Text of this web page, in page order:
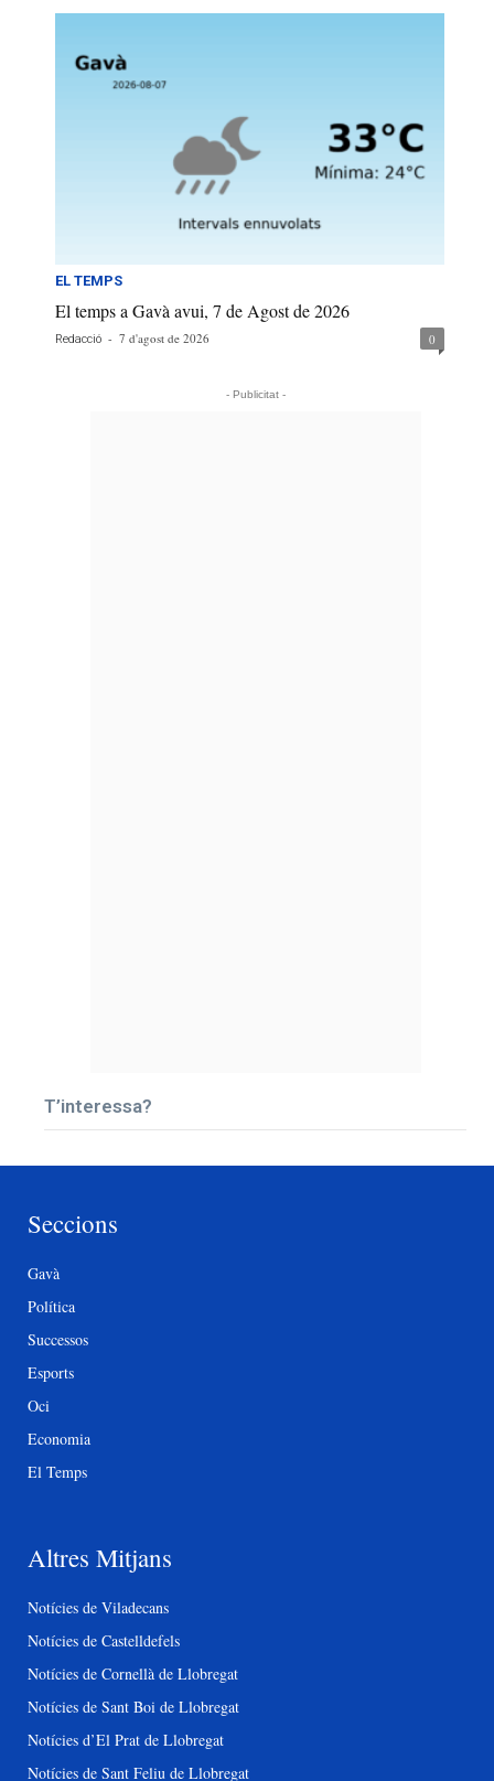
EL TEMPS
El temps a Gavà avui, 7 de Agost de 2026
Redacció - 7 d'agost de 2026 0
- Publicitat -
T’interessa?
Seccions
Gavà
Política
Successos
Esports
Oci
Economia
El Temps
Altres Mitjans
Notícies de Viladecans
Notícies de Castelldefels
Notícies de Cornellà de Llobregat
Notícies de Sant Boi de Llobregat
Notícies d’El Prat de Llobregat
Notícies de Sant Feliu de Llobregat